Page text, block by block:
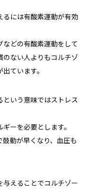
るには有酸素運動が有効
どの有酸素運動をして
ない人よりもコルチゾ
ています。
いう意味ではストレス
ーを必要とします。
動が早くなり、血圧も
与えることでコルチゾー